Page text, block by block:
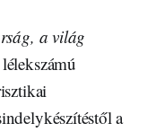
a világ
a